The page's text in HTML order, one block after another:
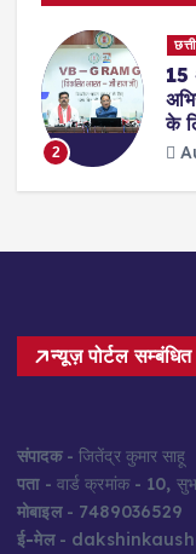
2
15
के
न्यूज़ पोर्टल सम्बंधित
संपादक- जितेंद्र कुमार साहू
पता- वार्ड क्रमांक - 10,
मोबाइल- 7489036529
ई-मेल-